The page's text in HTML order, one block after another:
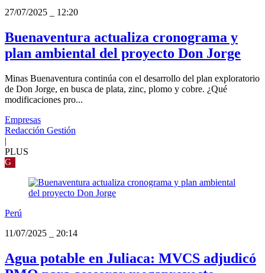
27/07/2025
12:20
Buenaventura actualiza cronograma y
plan ambiental del proyecto Don Jorge
Minas Buenaventura continúa con el desarrollo del plan exploratorio
de Don Jorge, en busca de plata, zinc, plomo y cobre. ¿Qué
modificaciones pro...
Empresas
Redacción Gestión
|
PLUS
G
Perú
11/07/2025
20:14
Agua potable en Juliaca: MVCS adjudicó